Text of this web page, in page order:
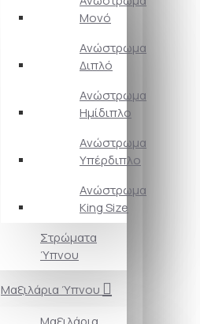
Μονό
Ανώστρωμα
Διπλό
Ανώστρωμα
Ημίδιπλο
Ανώστρωμα
Υπέρδιπλο
Ανώστρωμα
King Size
Στρώματα
Ύπνου
Μαξιλάρια Ύπνου